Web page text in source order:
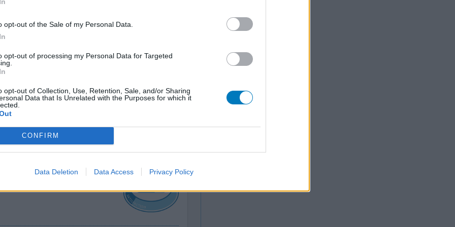
opt-out of the Sale of my Personal Data.
opt-out of processing my Personal Data for Targeted
opt-out of Collection, Use, Retention, Sale, and/or Sharing
Data that Is Unrelated with the Purposes for which it
CONFIRM
Data Deletion Data Access Privacy Policy
Efficacité
secondaires
anxiété
compte
aider,
A fuir
0 réactions